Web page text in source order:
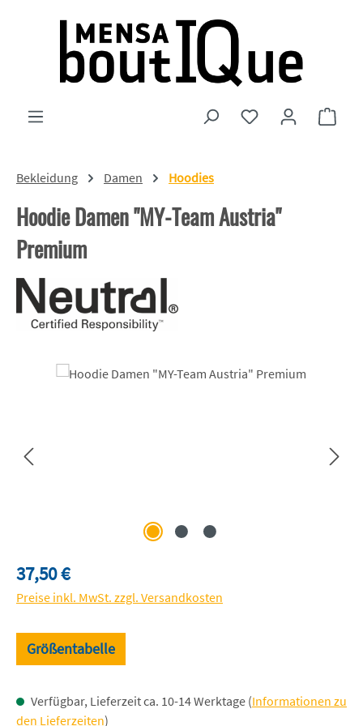
Zum Hauptinhalt springen
Du hast 0
Bekleidung Damen Hoodies
Hoodie Damen "MY-Team Austria"
Premium
Bildergalerie überspringen
Regulärer Preis:
37,50 €
Preise inkl. MwSt. zzgl. Versandkosten
Größentabelle
Verfügbar, Lieferzeit ca. 10-14 Werktage (Informationen zu
den Lieferzeiten)